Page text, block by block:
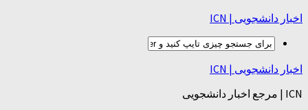
اخبار دانشجویی | ICN
اخبار دانشجویی | ICN
ICN | مرجع اخبار دانشجویی